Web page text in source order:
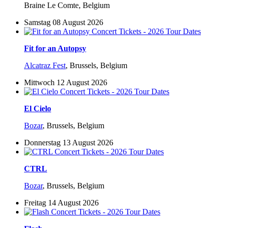
Braine Le Comte, Belgium
Samstag 08 August 2026
Fit for an Autopsy
Alcatraz Fest, Brussels, Belgium
Mittwoch 12 August 2026
El Cielo
Bozar, Brussels, Belgium
Donnerstag 13 August 2026
CTRL
Bozar, Brussels, Belgium
Freitag 14 August 2026